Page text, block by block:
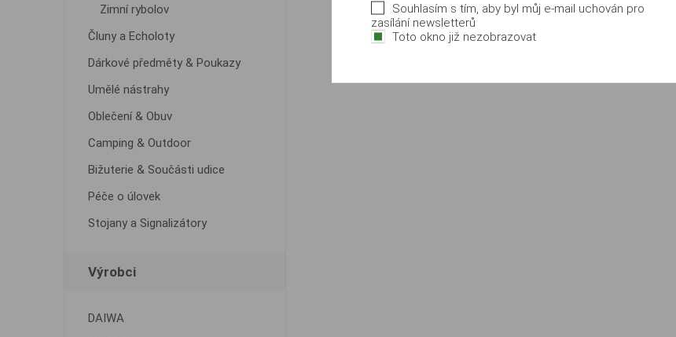
Zimní rybolov
Čluny a Echoloty
Dárkové předměty & Poukazy
Umělé nástrahy
Oblečení & Obuv
Camping & Outdoor
Bižuterie & Součásti udice
Péče o úlovek
Stojany a Signalizátory
Výrobci
DAIWA
Souhlasím s tím, aby byl můj e-mail uchován pro
zasílání newsletterů
Toto okno již nezobrazovat